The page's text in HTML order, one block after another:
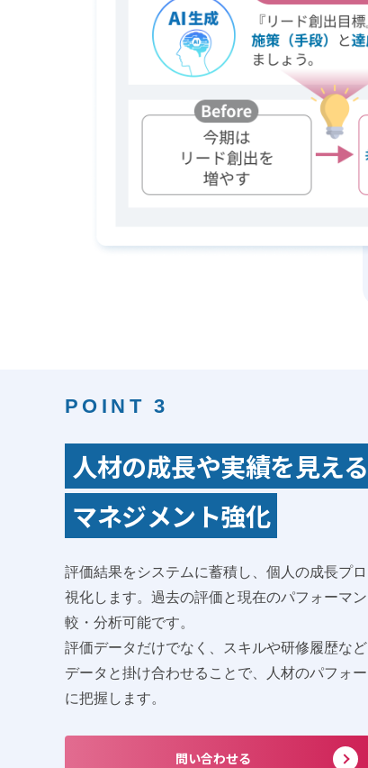
POINT 3
人材の成長や実績を見え
マネジメント強化
評価結果をシステムに蓄積し、個人の成長プ
視化します。過去の評価と現在のパフォーマ
較・分析可能です。
評価データだけでなく、スキルや研修履歴な
データと掛け合わせることで、人材のパフォ
に把握します。
問い合わせる